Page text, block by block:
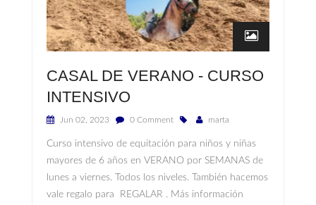
CASAL DE VERANO - CURSO
INTENSIVO
Jun 02, 2023 0 Comment marta
Curso intensivo de equitación para niños y niñas
mayores de 6 años en VERANO por SEMANAS de
lunes a viernes. Todos los niveles. También hacemos
vale regalo para REGALAR . Más información